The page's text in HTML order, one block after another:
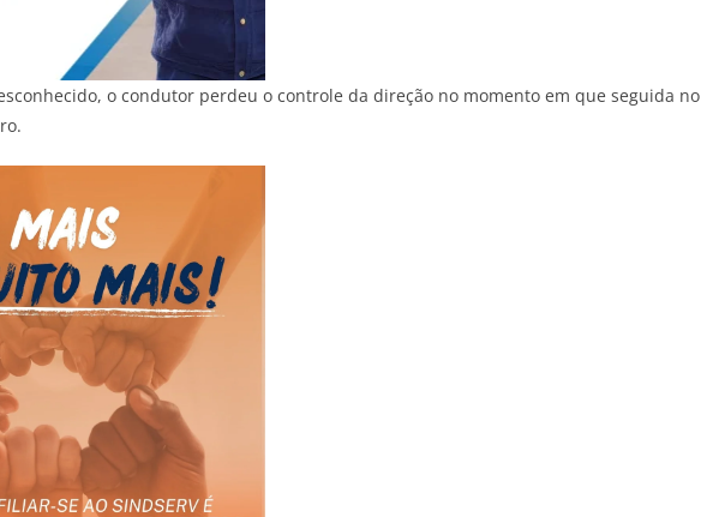
o condutor perdeu o controle da direção no momento em que seguida no